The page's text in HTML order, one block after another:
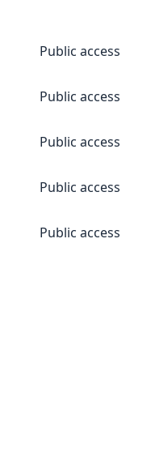
Public access
Public access
Public access
Public access
Public access